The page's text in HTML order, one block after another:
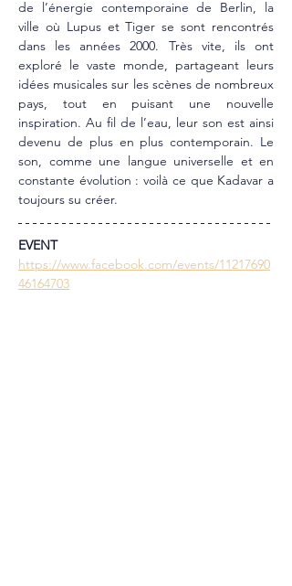
de l’énergie contemporaine de Berlin, la
ville où Lupus et Tiger se sont rencontrés
dans les années 2000. Très vite, ils ont
exploré le vaste monde, partageant leurs
idées musicales sur les scènes de nombreux
pays, tout en puisant une nouvelle
inspiration. Au fil de l’eau, leur son est ainsi
devenu de plus en plus contemporain. Le
son, comme une langue universelle et en
constante évolution : voilà ce que Kadavar a
toujours su créer.
EVENT
https://www.facebook.com/events/11217690
46164703